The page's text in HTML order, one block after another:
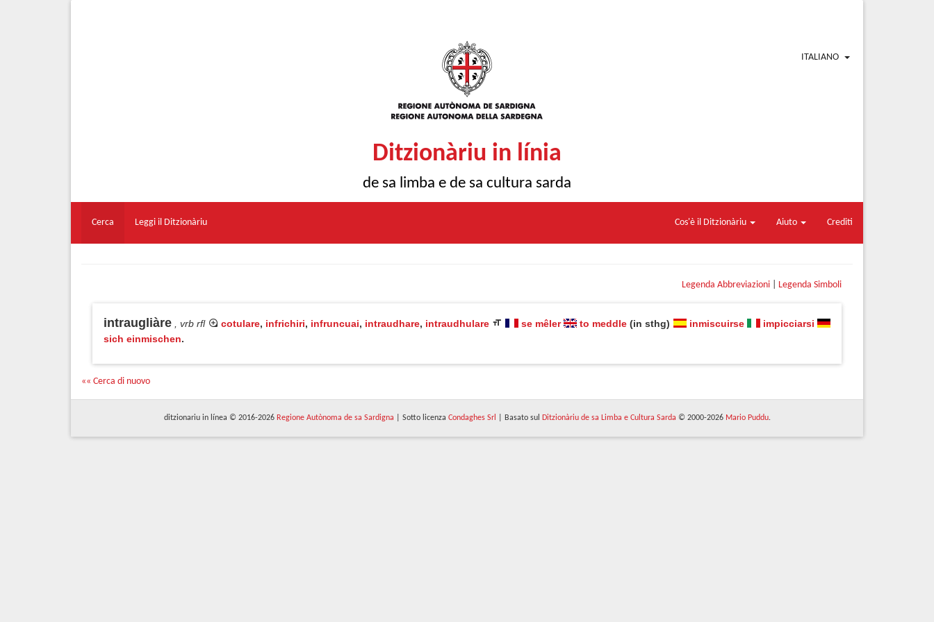
ITALIANO
Ditzionàriu in línia
de sa limba e de sa cultura sarda
Cerca Leggi il Ditzionàriu Cos'è il Ditzionàriu Aiuto Crediti
Legenda Abbreviazioni Legenda Simboli
intraugliàre , vrb rfl cotulare, infrichiri, infruncuai, intraudhare, intraudhulare se mêler to meddle (in sthg) inmiscuirse
impicciarsi
sich einmischen.
«« Cerca di nuovo
ditzionariu in línea © 2016-2026 Regione Autònoma de sa Sardigna | Sotto licenza Condaghes Srl | Basato sul Ditzionàriu de sa Limba e Cultura Sarda © 2000-2026 Mario Puddu.